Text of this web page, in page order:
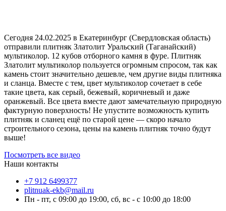
Сегодня 24.02.2025 в Екатеринбург (Свердловская область)
отправили плитняк Златолит Уральский (Таганайский)
мультиколор. 12 кубов отборного камня в фуре. Плитняк
Златолит мультиколор пользуется огромным спросом, так как
камень стоит значительно дешевле, чем другие виды плитняка
и сланца. Вместе с тем, цвет мультиколор сочетает в себе
такие цвета, как серый, бежевый, коричневый и даже
оранжевый. Все цвета вместе дают замечательную природную
фактурную поверхность! Не упустите возможность купить
плитняк и сланец ещё по старой цене — скоро начало
строительного сезона, цены на камень плитняк точно будут
выше!
Посмотреть все видео
Наши контакты
‪+7 912 6499377‬
plitnuak-ekb@mail.ru
Пн - пт, с 09:00 до 19:00, сб, вс - с 10:00 до 18:00